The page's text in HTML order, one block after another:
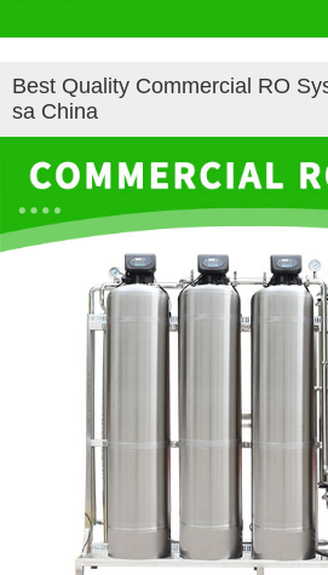
Best Quality Commercial RO
sa China